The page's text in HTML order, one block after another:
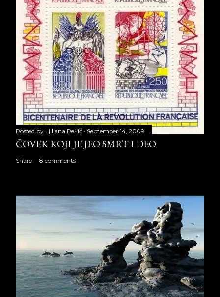
Posted by Ljiljana Pekić September 14, 2009
ČOVEK KOJI JE JEO SMRT I DEO
Share 8 comments